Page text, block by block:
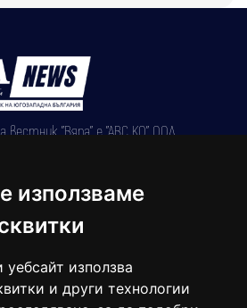
използваме
уебсайт използва
и други технологии
вестник "Вяра" е "АВС КО" ООД,
година.
43